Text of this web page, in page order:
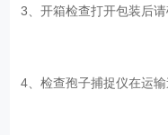
3、开箱检查打开包装后
4、检查孢子捕捉仪在运输